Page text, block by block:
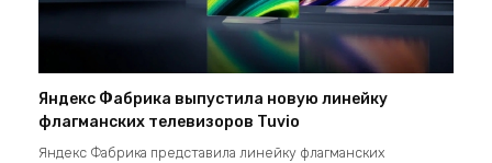
Яндекс Фабрика выпустила новую линейку
флагманских телевизоров Tuvio
Яндекс Фабрика представила линейку флагманских